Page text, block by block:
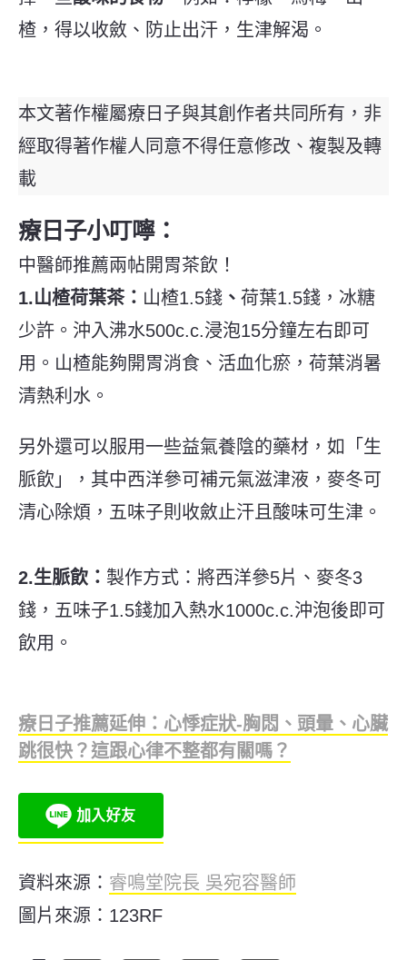
楂，得以收斂、防止出汗，生津解渴。
本文著作權屬療日子與其創作者共同所有，非
經取得著作權人同意不得任意修改、複製及轉
載
療日子小叮嚀：
中醫師推薦兩帖開胃茶飲！
1.山楂荷葉茶： 山楂1.5錢 、 荷葉1.5錢，冰糖
少許。沖入沸水500c.c.浸泡15分鐘左右即可
用。山楂能夠開胃消食、活血化瘀，荷葉消暑
清熱利水。
另外還可以服用一些益氣養陰的藥材，如「生
脈飲」，其中西洋參可補元氣滋津液，麥冬可
清心除煩，五味子則收斂止汗且酸味可生津。
2.生脈飲： 製作方式：將西洋參5片、麥冬3
錢，五味子1.5錢加入熱水1000c.c.沖泡後即可
飲用。
療日子推薦延伸：心悸症狀-胸悶、頭暈、心臟
跳很快？這跟心律不整都有關嗎？
資料來源： 睿鳴堂院長 吳宛容醫師
圖片來源：123RF